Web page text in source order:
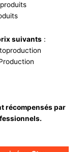
suivants :
récompensés par